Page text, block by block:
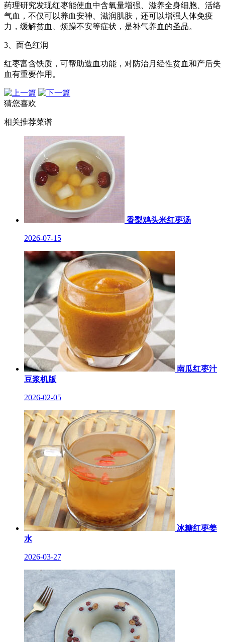
药理研究发现红枣能使血中含氧量增强、滋养全身细胞、活络
气血，不仅可以养血安神、滋润肌肤，还可以增强人体免疫
力，缓解贫血、烦躁不安等症状，是补气养血的圣品。
3、面色红润
红枣富含铁质，可帮助造血功能，对防治月经性贫血和产后失
血有重要作用。
猜您喜欢
相关推荐菜谱
香梨鸡头米红枣汤
2026-07-15
南瓜红枣汁
豆浆机版
2026-02-05
冰糖红枣姜
水
2026-03-27